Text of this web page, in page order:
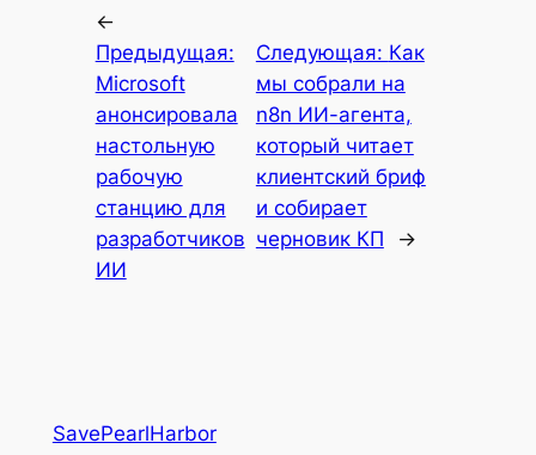
←
Предыдущая:
Microsoft
анонсировала
настольную
рабочую
станцию ​​для
разработчиков
ИИ
Следующая: Как
мы собрали на
n8n ИИ-агента,
который читает
клиентский бриф
и собирает
черновик КП
→
SavePearlHarbor